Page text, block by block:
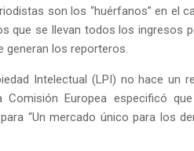
son los “huérfanos” en el
que se llevan todos los ingresos
generan los reporteros.
Intelectual (LPI) no hace un
Europea especificó
“Un mercado único para los